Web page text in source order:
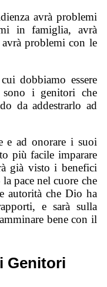
avrà problemi
in famiglia, avrà
problemi con le
dobbiamo essere
i genitori che
da addestrarlo ad
e ad onorare i suoi
più facile imparare
già visto i benefici
pace nel cuore che
autorità che Dio ha
e sarà sulla
bene con il
Genitori